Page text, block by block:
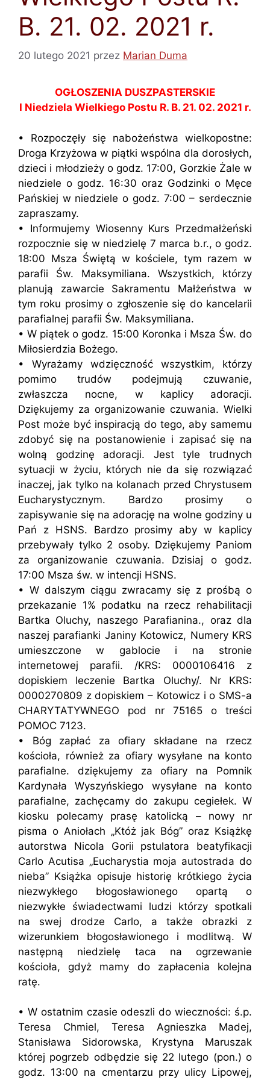
B. 21. 02. 2021 r.
20 lutego 2021 przez Marian Duma
OGŁOSZENIA DUSZPASTERSKIE
I Niedziela Wielkiego Postu R. B. 21. 02. 2021 r.
• Rozpoczęły się nabożeństwa wielkopostne:
Droga Krzyżowa w piątki wspólna dla dorosłych,
dzieci i młodzieży o godz. 17:00, Gorzkie Żale w
niedziele o godz. 16:30 oraz Godzinki o Męce
Pańskiej w niedziele o godz. 7:00 – serdecznie
zapraszamy.
• Informujemy Wiosenny Kurs Przedmałżeński
rozpocznie się w niedzielę 7 marca b.r., o godz.
18:00 Msza Świętą w kościele, tym razem w
parafii Św. Maksymiliana. Wszystkich, którzy
planują zawarcie Sakramentu Małżeństwa w
tym roku prosimy o zgłoszenie się do kancelarii
parafialnej parafii Św. Maksymiliana.
• W piątek o godz. 15:00 Koronka i Msza Św. do
Miłosierdzia Bożego.
• Wyrażamy wdzięczność wszystkim, którzy
pomimo trudów podejmują czuwanie,
zwłaszcza nocne, w kaplicy adoracji.
Dziękujemy za organizowanie czuwania. Wielki
Post może być inspiracją do tego, aby samemu
zdobyć się na postanowienie i zapisać się na
wolną godzinę adoracji. Jest tyle trudnych
sytuacji w życiu, których nie da się rozwiązać
inaczej, jak tylko na kolanach przed Chrystusem
Eucharystycznym. Bardzo prosimy o
zapisywanie się na adorację na wolne godziny u
Pań z HSNS. Bardzo prosimy aby w kaplicy
przebywały tylko 2 osoby. Dziękujemy Paniom
za organizowanie czuwania. Dzisiaj o godz.
17:00 Msza św. w intencji HSNS.
• W dalszym ciągu zwracamy się z prośbą o
przekazanie 1% podatku na rzecz rehabilitacji
Bartka Oluchy, naszego Parafianina., oraz dla
naszej parafianki Janiny Kotowicz, Numery KRS
umieszczone w gablocie i na stronie
internetowej parafii. /KRS: 0000106416 z
dopiskiem leczenie Bartka Oluchy/. Nr KRS:
0000270809 z dopiskiem – Kotowicz i o SMS-a
CHARYTATYWNEGO pod nr 75165 o treści
POMOC 7123.
• Bóg zapłać za ofiary składane na rzecz
kościoła, również za ofiary wysyłane na konto
parafialne. dziękujemy za ofiary na Pomnik
Kardynała Wyszyńskiego wysyłane na konto
parafialne, zachęcamy do zakupu cegiełek. W
kiosku polecamy prasę katolicką – nowy nr
pisma o Aniołach „Któż jak Bóg” oraz Książkę
autorstwa Nicola Gorii pstulatora beatyfikacji
Carlo Acutisa „Eucharystia moja autostrada do
nieba” Książka opisuje historię krótkiego życia
niezwykłego błogosławionego opartą o
niezwykłe świadectwami ludzi którzy spotkali
na swej drodze Carlo, a także obrazki z
wizerunkiem błogosławionego i modlitwą. W
następną niedzielę taca na ogrzewanie
kościoła, gdyż mamy do zapłacenia kolejna
ratę.
• W ostatnim czasie odeszli do wieczności: ś.p.
Teresa Chmiel, Teresa Agnieszka Madej,
Stanisława Sidorowska, Krystyna Maruszak
której pogrzeb odbędzie się 22 lutego (pon.) o
godz. 13:00 na cmentarzu przy ulicy Lipowej,